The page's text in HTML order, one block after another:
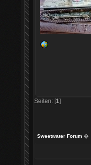
Seiten: [1]
Sweetwater Forum �